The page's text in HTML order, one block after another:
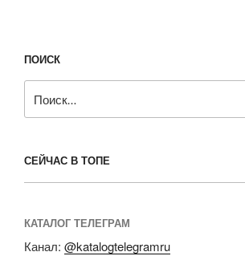
ПОИСК
СЕЙЧАС В ТОПЕ
КАТАЛОГ ТЕЛЕГРАМ
Канал: @katalogtelegramru